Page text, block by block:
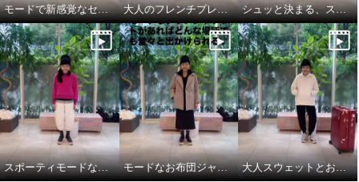
モードで新感覚なセットアップスタイル 大人のフレンチプレッピーが新トレンド シュッと決まる、スマートなパンツルック
スポーティモードな冬のお出かけスタイル モードなお布団ジャケットと大人パーカで気分上々♪ 大人スウェットとお布団ジャケットで、旅慣れた冬旅行コーデ